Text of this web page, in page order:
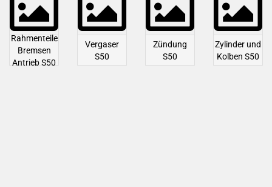
Rahmenteile
Bremsen
Antrieb S50
Vergaser
S50
Zündung
S50
Zylinder und
Kolben S50